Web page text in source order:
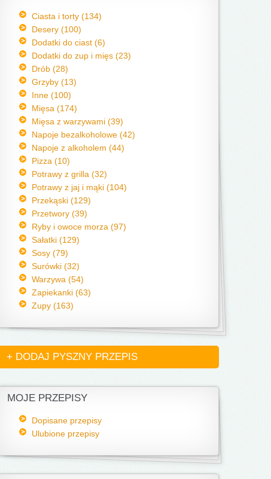
Ciasta i torty (134)
Desery (100)
Dodatki do ciast (6)
Dodatki do zup i mięs (23)
Drób (28)
Grzyby (13)
Inne (100)
Mięsa (174)
Mięsa z warzywami (39)
Napoje bezalkoholowe (42)
Napoje z alkoholem (44)
Pizza (10)
Potrawy z grilla (32)
Potrawy z jaj i mąki (104)
Przekąski (129)
Przetwory (39)
Ryby i owoce morza (97)
Sałatki (129)
Sosy (79)
Surówki (32)
Warzywa (54)
Zapiekanki (63)
Zupy (163)
+ DODAJ PYSZNY PRZEPIS
MOJE PRZEPISY
Dopisane przepisy
Ulubione przepisy